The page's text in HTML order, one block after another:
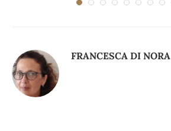
FRANCESCA DI NORA